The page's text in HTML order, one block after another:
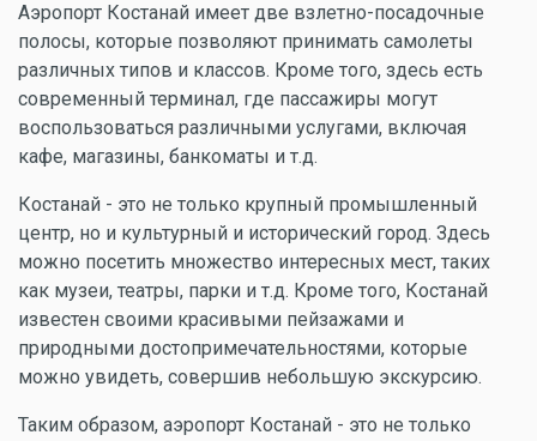
Аэропорт Костанай имеет две взлетно-посадочные
полосы, которые позволяют принимать самолеты
различных типов и классов. Кроме того, здесь есть
современный терминал, где пассажиры могут
воспользоваться различными услугами, включая
кафе, магазины, банкоматы и т.д.
Костанай - это не только крупный промышленный
центр, но и культурный и исторический город. Здесь
можно посетить множество интересных мест, таких
как музеи, театры, парки и т.д. Кроме того, Костанай
известен своими красивыми пейзажами и
природными достопримечательностями, которые
можно увидеть, совершив небольшую экскурсию.
Таким образом, аэропорт Костанай - это не только